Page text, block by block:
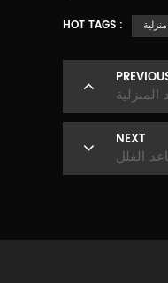
HOT TAGS :
NEXT
الفلل